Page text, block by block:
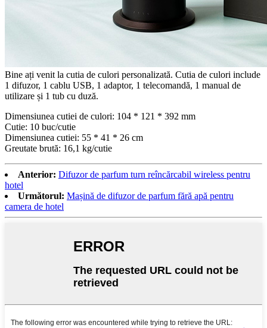
Bine ați venit la cutia de culori personalizată. Cutia de culori include
1 difuzor, 1 cablu USB, 1 adaptor, 1 telecomandă, 1 manual de
utilizare și 1 tub cu duză.
Dimensiunea cutiei de culori: 104 * 121 * 392 mm
Cutie: 10 buc/cutie
Dimensiunea cutiei: 55 * 41 * 26 cm
Greutate brută: 16,1 kg/cutie
Anterior: Difuzor de parfum turn reîncărcabil wireless pentru
hotel
Următorul: Mașină de difuzor de parfum fără apă pentru
camera de hotel